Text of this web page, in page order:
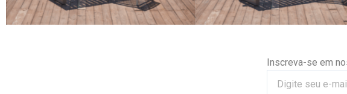
Inscreva-se em